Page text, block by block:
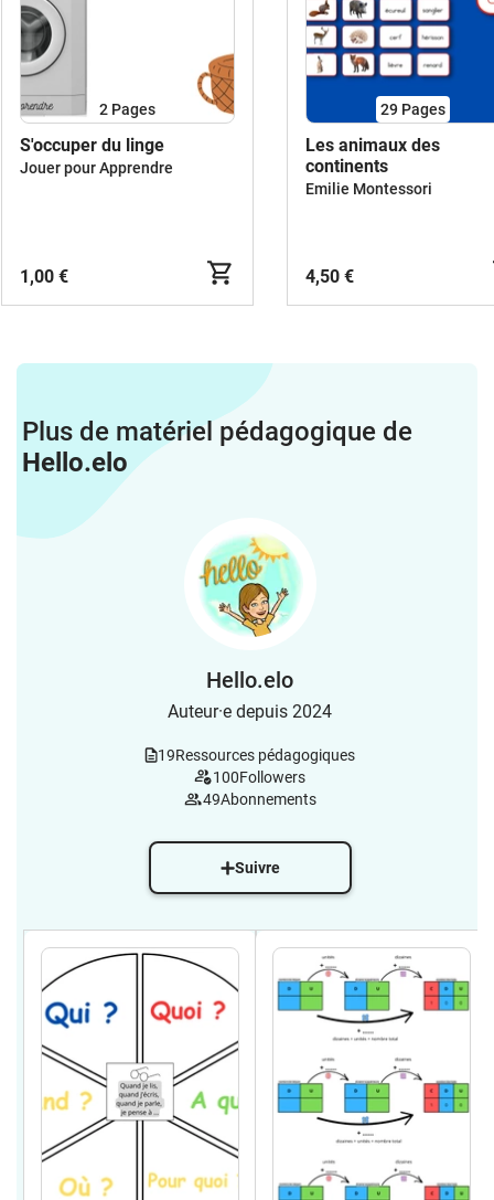
2 Pages
S'occuper du linge
Jouer pour Apprendre
1,00 €
29 Pages
Les animaux des
continents
Emilie Montessori
4,50 €
Plus de matériel pédagogique de
Hello.elo
Hello.elo
Auteur·e depuis 2024
19Ressources pédagogiques
100Followers
49Abonnements
Suivre